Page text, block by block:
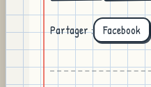
Partager : Facebook